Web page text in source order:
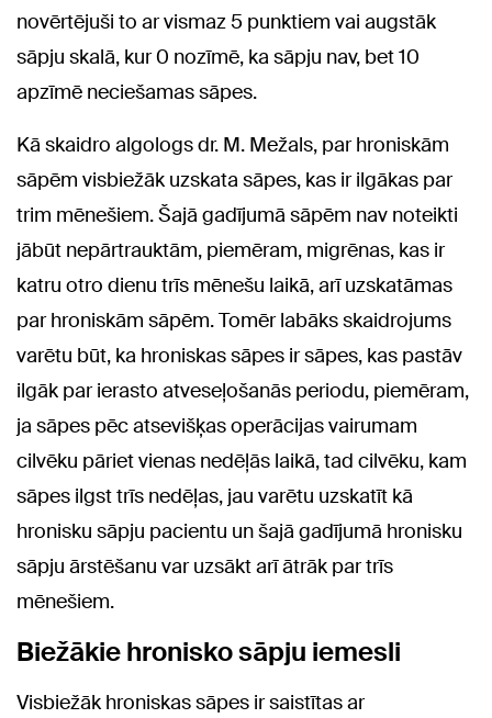
novērtējuši to ar vismaz 5 punktiem vai augstāk
sāpju skalā, kur 0 nozīmē, ka sāpju nav, bet 10
apzīmē neciešamas sāpes.
Kā skaidro algologs dr. M. Mežals, par hroniskām
sāpēm visbiežāk uzskata sāpes, kas ir ilgākas par
trim mēnešiem. Šajā gadījumā sāpēm nav noteikti
jābūt nepārtrauktām, piemēram, migrēnas, kas ir
katru otro dienu trīs mēnešu laikā, arī uzskatāmas
par hroniskām sāpēm. Tomēr labāks skaidrojums
varētu būt, ka hroniskas sāpes ir sāpes, kas pastāv
ilgāk par ierasto atveseļošanās periodu, piemēram,
ja sāpes pēc atsevišķas operācijas vairumam
cilvēku pāriet vienas nedēļās laikā, tad cilvēku, kam
sāpes ilgst trīs nedēļas, jau varētu uzskatīt kā
hronisku sāpju pacientu un šajā gadījumā hronisku
sāpju ārstēšanu var uzsākt arī ātrāk par trīs
mēnešiem.
Biežākie hronisko sāpju iemesli
Visbiežāk hroniskas sāpes ir saistītas ar